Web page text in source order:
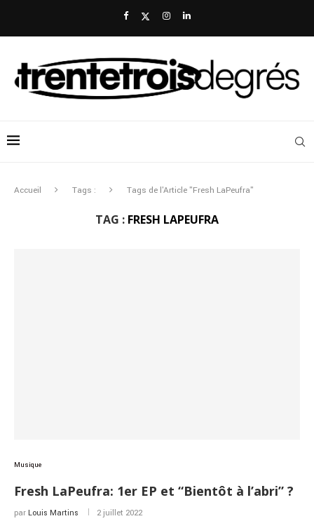
Accueil Tags : Tags de l'Article "Fresh LaPeufra"
TAG : FRESH LAPEUFRA
Musique
Fresh LaPeufra: 1er EP et “Bientôt à l’abri” ?
par Louis Martins 2 juillet 2022